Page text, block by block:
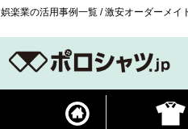
娯楽業の活用事例一覧 / 激安オーダーメイ